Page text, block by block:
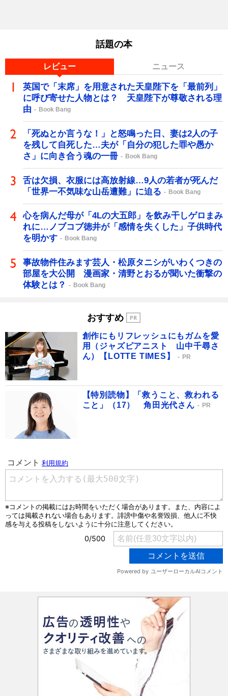
話題の本
レビュー ニュース
英国で「末席」を用意された天皇陛下を「最前列」
に呼び寄せた人物とは？ 天皇陛下が尊敬される理
由
Book Bang
「死ぬとか言うな！」と怒鳴った日、妻は2人の子
を残して自死した…夫が「自分の犯した罪や愚か
さ」に向き合う魂の一冊
Book Bang
舌は欠損、衣服には高放射線…9人の若者が死んだ
「世界一不気味な山岳遭難」に迫る
Book Bang
心を病んだ母が「4Lの大五郎」を飲み干しゲロまみ
れに…ノブコブ徳井が「感情を失くした」子供時代
を明かす
Book Bang
事故物件住みます芸人・松原タニシがいわくつきの
部屋を大公開 漫画家・清野とおるが聞いた衝撃の
体験とは？
Book Bang
おすすめ
創作にもリフレッシュにもガムを愛
用（ジャズピアニスト 山中千尋さ
ん）【LOTTE TIMES】
PR
【特別読物】「救うこと、救われる
こと」（17） 角田光代さん
PR